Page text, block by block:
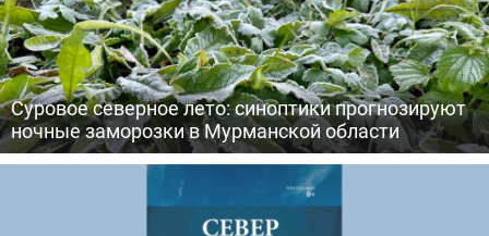
Суровое северное лето: синоптики прогнозируют
ночные заморозки в Мурманской области